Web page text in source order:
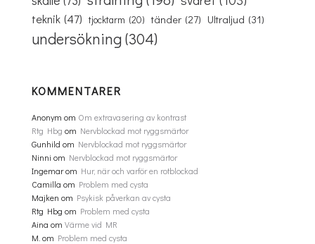
teknik (47) tjocktarm (20) tänder (27) Ultraljud (31)
undersökning(304)
KOMMENTARER
Anonym om Om extravasering av kontrast
Rtg Hbg om Nervblockad mot ryggsmärtor
Gunhild om Nervblockad mot ryggsmärtor
Ninni om Nervblockad mot ryggsmärtor
Ingemarom Hur, när och varför en rotblockad
Camilla om Problem med cysta
Majken om Psykisk påverkan av cysta
Rtg Hbg om Problem med cysta
Aina om Värme vid MR
M. om Problem med cysta